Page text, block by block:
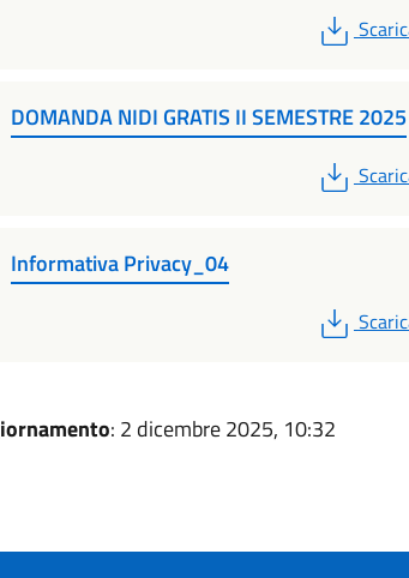
PDF
DOMANDA NIDI GRATIS II SEMESTRE 2025
PDF
Informativa Privacy_04
PDF
: 2 dicembre 2025, 10:32